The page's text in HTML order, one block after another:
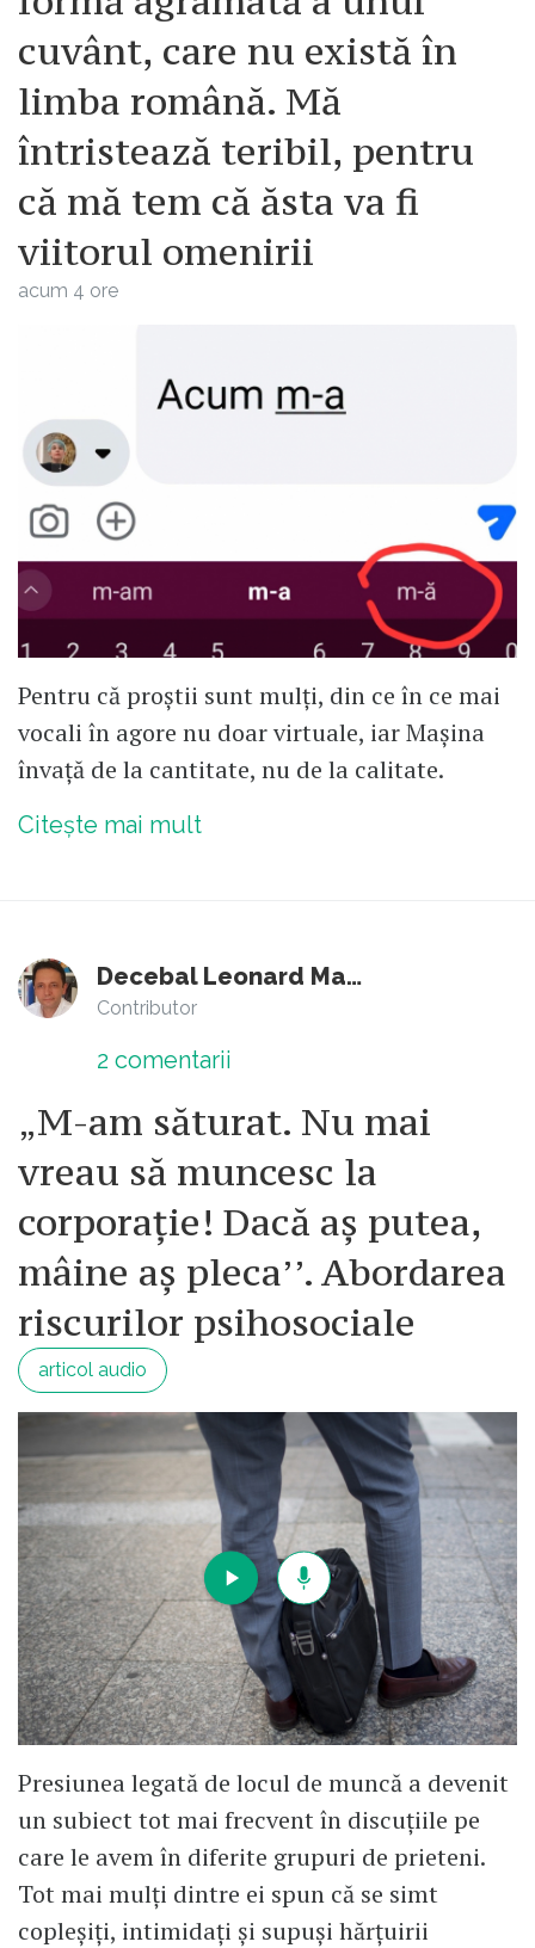
cuvânt, care nu există în
limba română. Mă
întristează teribil, pentru
că mă tem că ăsta va fi
viitorul omenirii
acum 4 ore
Pentru că proștii sunt mulți, din ce în ce mai
vocali în agore nu doar virtuale, iar Mașina
învață de la cantitate, nu de la calitate.
Citește mai mult
Decebal Leonard Marin
Contributor
2 comentarii
„M-am săturat. Nu mai
vreau să muncesc la
corporație! Dacă aș putea,
mâine aș pleca’’. Abordarea
riscurilor psihosociale
articol audio
Presiunea legată de locul de muncă a devenit
un subiect tot mai frecvent în discuțiile pe
care le avem în diferite grupuri de prieteni.
Tot mai mulți dintre ei spun că se simt
copleșiți, intimidați și supuși hărțuirii